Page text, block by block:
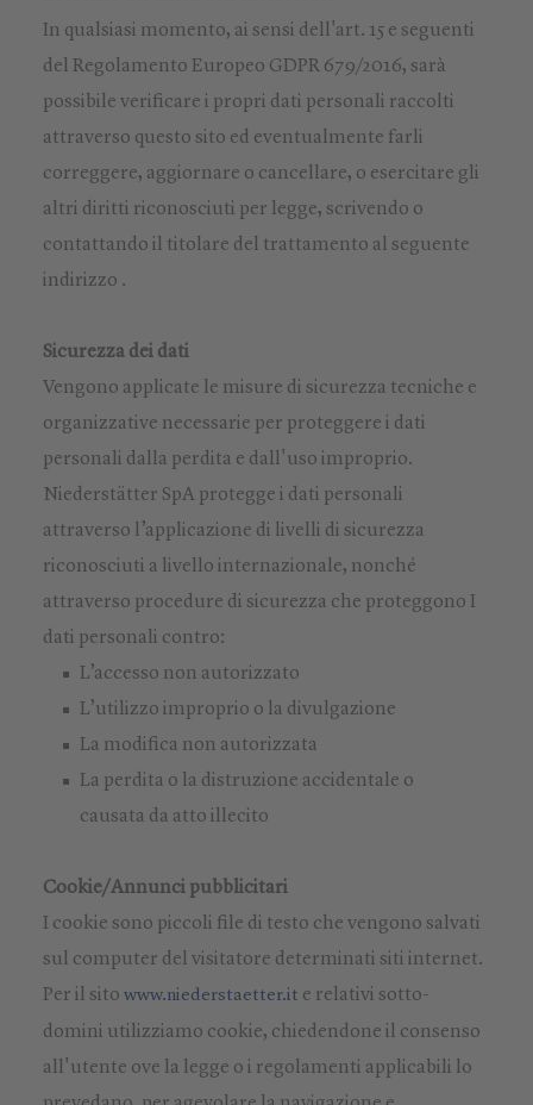
In qualsiasi momento, ai sensi dell'art. 15 e seguenti
del Regolamento Europeo GDPR 679/2016, sarà
possibile verificare i propri dati personali raccolti
attraverso questo sito ed eventualmente farli
correggere, aggiornare o cancellare, o esercitare gli
altri diritti riconosciuti per legge, scrivendo o
contattando il titolare del trattamento al seguente
indirizzo .
Sicurezza dei dati
Vengono applicate le misure di sicurezza tecniche e
organizzative necessarie per proteggere i dati
personali dalla perdita e dall'uso improprio.
Niederstätter SpA protegge i dati personali
attraverso l’applicazione di livelli di sicurezza
riconosciuti a livello internazionale, nonché
attraverso procedure di sicurezza che proteggono I
dati personali contro:
L’accesso non autorizzato
L’utilizzo improprio o la divulgazione
La modifica non autorizzata
La perdita o la distruzione accidentale o
causata da atto illecito
Cookie/Annunci pubblicitari
I cookie sono piccoli file di testo che vengono salvati
sul computer del visitatore determinati siti internet.
Per il sitowww.niederstaetter.it e relativi sotto-
domini utilizziamo cookie, chiedendone il consenso
all'utente ove la legge o i regolamenti applicabili lo